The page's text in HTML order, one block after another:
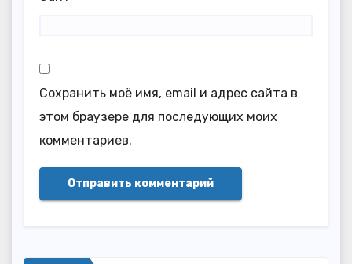
Сохранить моё имя, email и адрес сайта в
этом браузере для последующих моих
комментариев.